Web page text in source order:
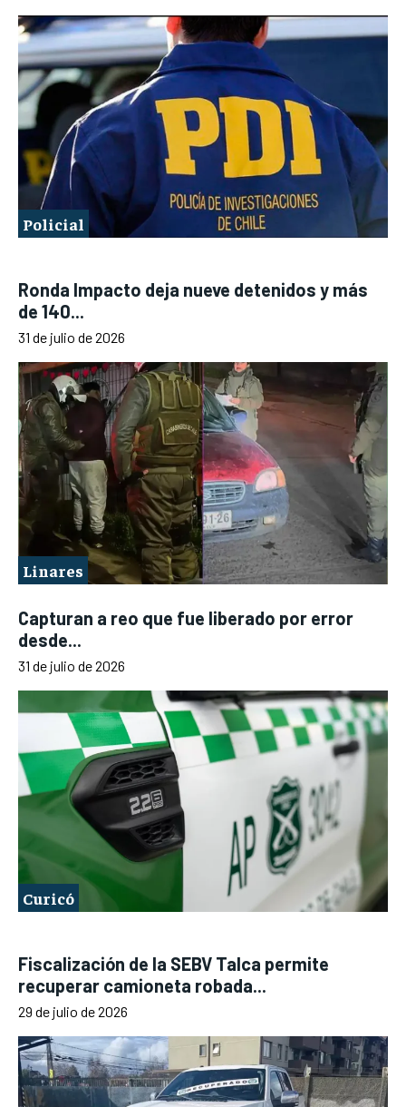
Policial
Ronda Impacto deja nueve detenidos y más
de 140...
31 de julio de 2026
Linares
Capturan a reo que fue liberado por error
desde...
31 de julio de 2026
Curicó
Fiscalización de la SEBV Talca permite
recuperar camioneta robada...
29 de julio de 2026